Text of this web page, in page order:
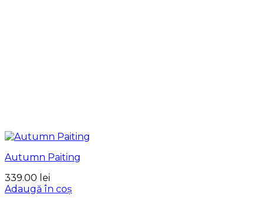
Autumn Paiting
339.00 lei
Adaugă în coș